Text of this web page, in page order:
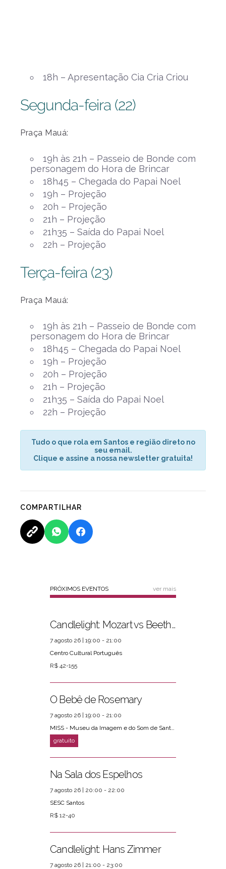
18h – Apresentação Cia Cria Criou
Segunda-feira (22)
Praça Mauá:
19h às 21h – Passeio de Bonde com
personagem do Hora de Brincar
18h45 – Chegada do Papai Noel
19h – Projeção
20h – Projeção
21h – Projeção
21h35 – Saída do Papai Noel
22h – Projeção
Terça-feira (23)
Praça Mauá:
19h às 21h – Passeio de Bonde com
personagem do Hora de Brincar
18h45 – Chegada do Papai Noel
19h – Projeção
20h – Projeção
21h – Projeção
21h35 – Saída do Papai Noel
22h – Projeção
Tudo o que rola em Santos e região direto no
seu email.
Clique e assine a nossa newsletter gratuita!
COMPARTILHAR
PRÓXIMOS EVENTOS ver mais
Candlelight: Mozart vs Beethoven
7 agosto 26 | 19:00 - 21:00
Centro Cultural Português
R$ 42-155
O Bebê de Rosemary
7 agosto 26 | 19:00 - 21:00
MISS - Museu da Imagem e do Som de Santos
Na Sala dos Espelhos
7 agosto 26 | 20:00 - 22:00
SESC Santos
R$ 12-40
Candlelight: Hans Zimmer
7 agosto 26 | 21:00 - 23:00